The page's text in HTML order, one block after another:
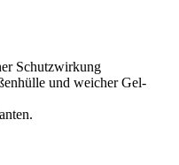
Schutzwirkung
und weicher Gel-